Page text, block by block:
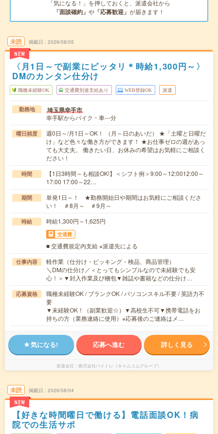
「気になる！」を押しておくと、派遣会社から
「面談確約」 や 「応募歓迎」 が届きます！
未読
NEW
掲載日 2026/08/05
〈月1日～で副業にピッタリ＊時給1,300円～〉
DMのカンタン仕分け
職種未経験OK 交通費別途支給あり WEB登録OK 派遣
勤務地 埼玉県幸手市
幸手駅からバイク・車---分
曜日頻度
週0日～/月1日～OK！ （月～日のあいだ） ★「土曜と日曜だ
け」など色々な働き方ができます！ ★お仕事ゼロの週があっ
ても大丈夫。 働きたい日、お休みの希望はお気軽にご相談く
ださい！
時間
【1日3時間～も相談OK!】＜シフト例＞9:00～12:0012:00～
17:00 17:00～22…
期間
単発1日～！ ★勤務開始日や期間はお気軽にご相談くださ
い！ ＃8月～ ＃9月～
時給 時給1,300円～1,625円
交通費
■ 交通費規定内支給 ※派遣先による
仕事内容
軽作業（仕分け・ピッキング・検品、商品管理）
＼DMの仕分け／＜とってもシンプルなので未経験でも安
心！＞▼封入作業及び梱包▼雑誌や書籍などの仕分け…
応募資格
職種未経験OK / ブランクOK / パソコンスキル不要 / 英語力不
要
▼未経験OK！（副業歓迎☆）▼高校生不可▼携帯電話をお
持ちの方（業務連絡に使用）※応募後のご連絡はメ…
気になる! 応募へ進む 詳しく見る
派遣会社 株式会社バイトレ（キャムコムグループ）
未読
NEW
掲載日 2026/08/04
【好きな時間曜日で働ける】電話面談OK！病
院での生活サポ